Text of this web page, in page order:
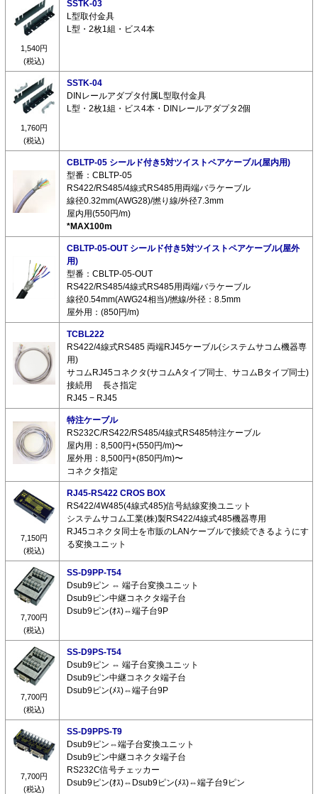
1,540円
(税込)
SSTK-03
L型取付金具
L型・2枚1組・ビス4本
1,760円
(税込)
SSTK-04
DINレールアダプタ付属L型取付金具
L型・2枚1組・ビス4本・DINレールアダプタ2個
CBLTP-05 シールド付き5対ツイストペアケーブル(屋内用)
型番：CBLTP-05
RS422/RS485/4線式RS485用両端バラケーブル
線径0.32mm(AWG28)/撚り線/外径7.3mm
屋内用(550円/m)
*MAX100m
CBLTP-05-OUT シールド付き5対ツイストペアケーブル(屋外
用)
型番：CBLTP-05-OUT
RS422/RS485/4線式RS485用両端バラケーブル
線径0.54mm(AWG24相当)/撚線/外径：8.5mm
屋外用：(850円/m)
TCBL222
RS422/4線式RS485 両端RJ45ケーブル(システムサコム機器専
用)
サコムRJ45コネクタ(サコムAタイプ同士、サコムBタイプ同士)
接続用 長さ指定
RJ45 − RJ45
特注ケーブル
RS232C/RS422/RS485/4線式RS485特注ケーブル
屋内用：8,500円+(550円/m)〜
屋外用：8,500円+(850円/m)〜
コネクタ指定
7,150円
(税込)
RJ45-RS422 CROS BOX
RS422/4W485(4線式485)信号結線変換ユニット
システムサコム工業(株)製RS422/4線式485機器専用
RJ45コネクタ同士を市販のLANケーブルで接続できるようにす
る変換ユニット
7,700円
(税込)
SS-D9PP-T54
Dsub9ピン ⇔ 端子台変換ユニット
Dsub9ピン中継コネクタ端子台
Dsub9ピン(ｵｽ)⇔端子台9P
7,700円
(税込)
SS-D9PS-T54
Dsub9ピン ⇔ 端子台変換ユニット
Dsub9ピン中継コネクタ端子台
Dsub9ピン(ﾒｽ)⇔端子台9P
7,700円
(税込)
SS-D9PPS-T9
Dsub9ピン⇔端子台変換ユニット
Dsub9ピン中継コネクタ端子台
RS232C信号チェッカー
Dsub9ピン(ｵｽ)⇔Dsub9ピン(ﾒｽ)⇔端子台9ピン